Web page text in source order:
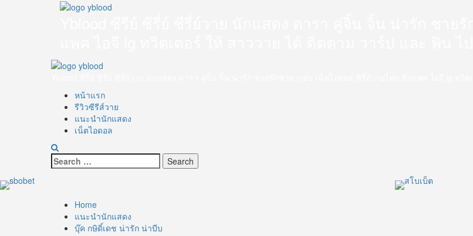
Primary
หน้าแรก
รีวิวซีรีส์วาย
แนะนำนักแสดง
เน็ตไอดอล
Search
for:
Home
แนะนำนักแสดง
บุ๊ค กษิดิ์เดช น่ารัก น่าบีบ